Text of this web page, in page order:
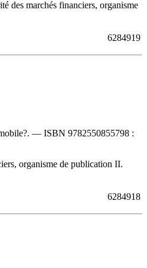
des marchés financiers, organisme
6284919
— ISBN 9782550855798 :
organisme de publication II.
6284918